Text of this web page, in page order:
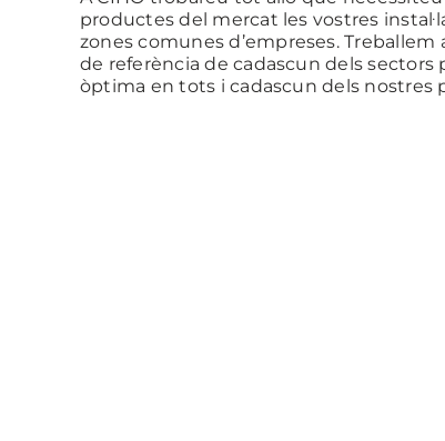
productes del mercat les vostres
zones comunes d’empreses.
de referència de cadascun dels
òptima en tots i cadascun dels nostres